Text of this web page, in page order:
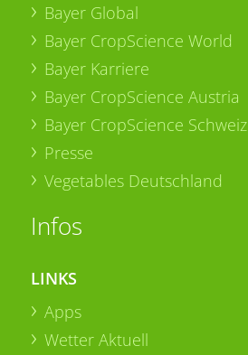
Bayer Global
Bayer CropScience World
Bayer Karriere
Bayer CropScience Austria
Bayer CropScience Schweiz
Presse
Vegetables Deutschland
Infos
LINKS
Apps
Wetter Aktuell